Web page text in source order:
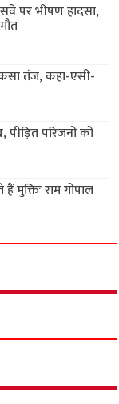
पर भीषण हादसा,
तंज, कहा-एसी-
पीड़ित परिजनों को
मुक्तिः राम गोपाल